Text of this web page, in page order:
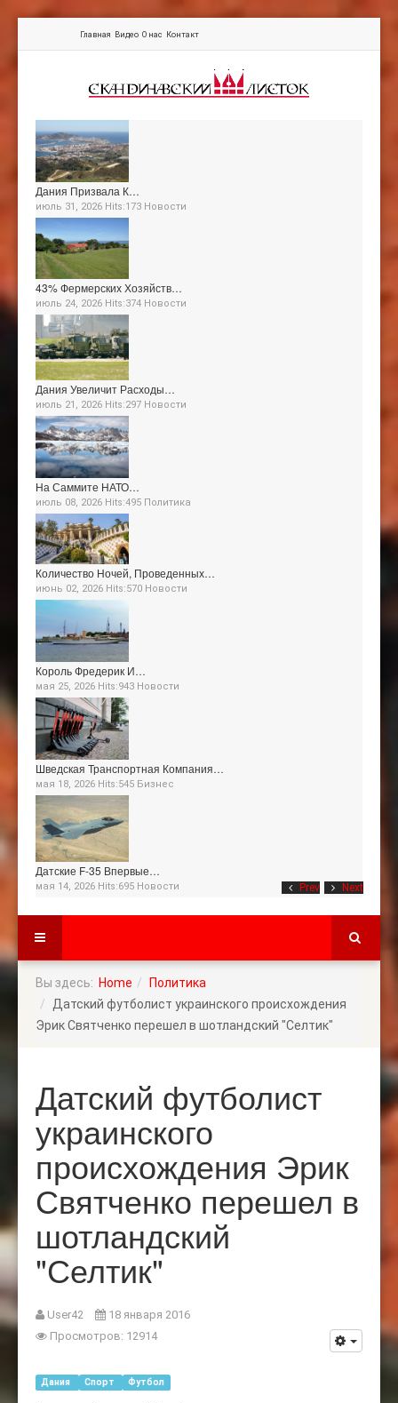
Главная Видео О нас Контакт
Prev Next
Дания Призвала К…
июль 31, 2026 Hits:173 Новости
43% Фермерских Хозяйств…
июль 24, 2026 Hits:374 Новости
Дания Увеличит Расходы…
июль 21, 2026 Hits:297 Новости
На Саммите НАТО…
июль 08, 2026 Hits:495 Политика
Количество Ночей, Проведенных…
июнь 02, 2026 Hits:570 Новости
Король Фредерик И…
мая 25, 2026 Hits:943 Новости
Шведская Транспортная Компания…
мая 18, 2026 Hits:545 Бизнес
Датские F-35 Впервые…
мая 14, 2026 Hits:695 Новости
Вы здесь: Home
Политика
Датский футболист украинского происхождения
Эрик Святченко перешел в шотландский "Селтик"
Датский футболист
украинского
происхождения Эрик
Святченко перешел в
шотландский
"Селтик"
User42
18 января 2016
Просмотров: 12914
Дания Спорт Футбол